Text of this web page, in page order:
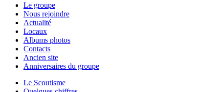
Le groupe
Nous rejoindre
Actualité
Locaux
Albums photos
Contacts
Ancien site
Anniversaires du groupe
Le Scoutisme